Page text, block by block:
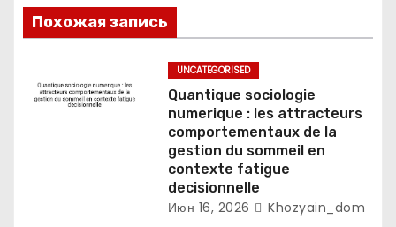
а
и
Похожая запись
UNCATEGORISED
Quantique sociologie
numerique : les attracteurs
comportementaux de la
gestion du sommeil en
contexte fatigue
decisionnelle
Июн 16, 2026 Khozyain_dom